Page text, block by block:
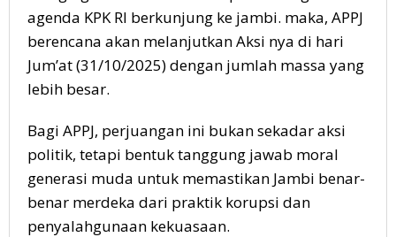
agenda KPK RI berkunjung ke jambi. maka, APPJ
berencana akan melanjutkan Aksi nya di hari
Jum’at (31/10/2025) dengan jumlah massa yang
lebih besar.
Bagi APPJ, perjuangan ini bukan sekadar aksi
politik, tetapi bentuk tanggung jawab moral
generasi muda untuk memastikan Jambi benar-
benar merdeka dari praktik korupsi dan
penyalahgunaan kekuasaan.